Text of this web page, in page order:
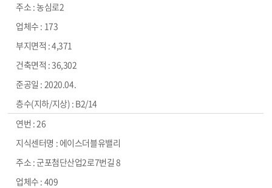
농심로2
173
4,371
36,302
2020.04.
B2/14
26
에이스더블유밸리
군포첨단산업2로7번길 8
409